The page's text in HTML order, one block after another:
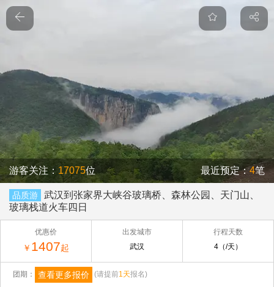
游客关注： 17075位 最近预定：4笔
品质游
武汉到张家界大峡谷玻璃桥、森林公园、天门山、
玻璃栈道火车四日
优惠价
￥ 1407起
出发城市
武汉
行程天数
4（/天）
团期： 查看更多报价 (请提前1天报名)